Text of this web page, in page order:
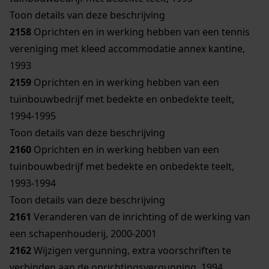
Toon details van deze beschrijving
2158 Oprichten en in werking hebben van een tennis
vereniging met kleed accommodatie annex kantine,
1993
2159 Oprichten en in werking hebben van een
tuinbouwbedrijf met bedekte en onbedekte teelt,
1994-1995
Toon details van deze beschrijving
2160 Oprichten en in werking hebben van een
tuinbouwbedrijf met bedekte en onbedekte teelt,
1993-1994
Toon details van deze beschrijving
2161 Veranderen van de inrichting of de werking van
een schapenhouderij, 2000-2001
2162Wijzigen vergunning, extra voorschriften te